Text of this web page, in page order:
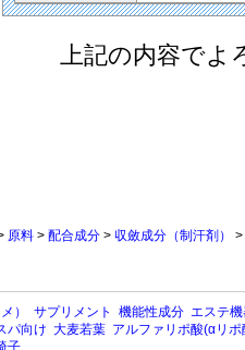
上記の内容でよ
原料 > 配合成分 > 収斂成分（制汗剤） >
） サプリメント 機能性成分 エステ
パ向け 大麦若葉 アルファリポ酸(αリポ
子